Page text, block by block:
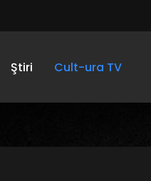
Ştiri Cult-ura TV